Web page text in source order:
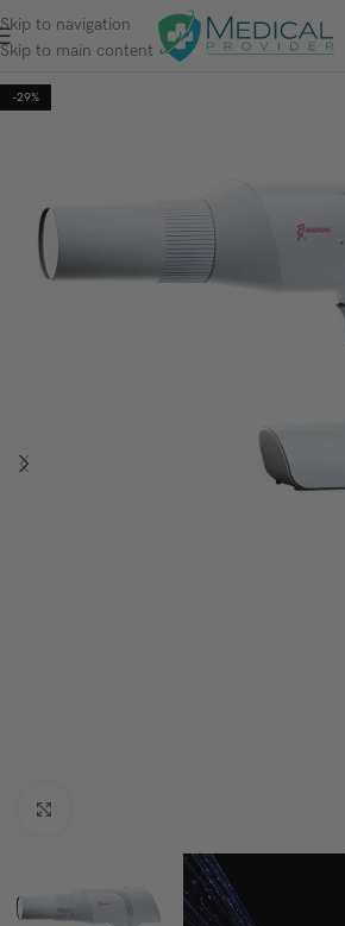
Skip to navigation
Skip to main content
-29%